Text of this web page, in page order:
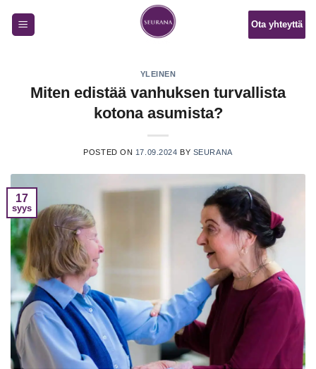
Ota yhteyttä
YLEINEN
Miten edistää vanhuksen turvallista
kotona asumista?
POSTED ON 17.09.2024 BY SEURANA
17
syys